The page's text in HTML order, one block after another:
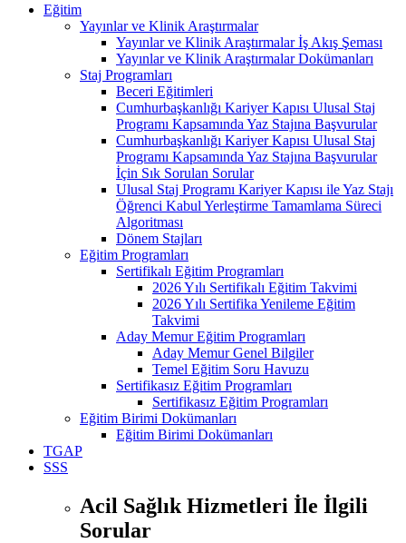
Eğitim
Yayınlar ve Klinik Araştırmalar
Yayınlar ve Klinik Araştırmalar İş Akış Şeması
Yayınlar ve Klinik Araştırmalar Dokümanları
Staj Programları
Beceri Eğitimleri
Cumhurbaşkanlığı Kariyer Kapısı Ulusal Staj
Programı Kapsamında Yaz Stajına Başvurular
Cumhurbaşkanlığı Kariyer Kapısı Ulusal Staj
Programı Kapsamında Yaz Stajına Başvurular
İçin Sık Sorulan Sorular
Ulusal Staj Programı Kariyer Kapısı ile Yaz Stajı
Öğrenci Kabul Yerleştirme Tamamlama Süreci
Algoritması
Dönem Stajları
Eğitim Programları
Sertifikalı Eğitim Programları
2026 Yılı Sertifikalı Eğitim Takvimi
2026 Yılı Sertifika Yenileme Eğitim
Takvimi
Aday Memur Eğitim Programları
Aday Memur Genel Bilgiler
Temel Eğitim Soru Havuzu
Sertifikasız Eğitim Programları
Sertifikasız Eğitim Programları
Eğitim Birimi Dokümanları
Eğitim Birimi Dokümanları
TGAP
SSS
Acil Sağlık Hizmetleri İle İlgili
Sorular